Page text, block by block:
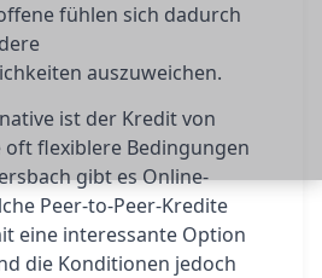
fühlen sich dadurch
auszuweichen.
ist der Kredit von
flexiblere Bedingungen
gibt es Online-
Peer-to-Peer-Kredite
eine interessante Option
die Konditionen jedoch